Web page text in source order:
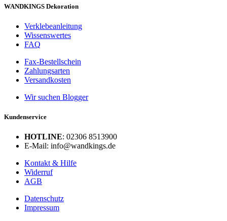
WANDKINGS Dekoration
Verklebeanleitung
Wissenswertes
FAQ
Fax-Bestellschein
Zahlungsarten
Versandkosten
Wir suchen Blogger
Kundenservice
HOTLINE: 02306 8513900
E-Mail: info@wandkings.de
Kontakt & Hilfe
Widerruf
AGB
Datenschutz
Impressum